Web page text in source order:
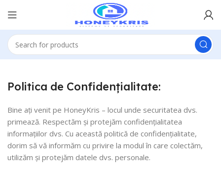
Politica de Confidențialitate:
Bine ați venit pe HoneyKris – locul unde securitatea dvs.
primează. Respectăm și protejăm confidențialitatea
informațiilor dvs. Cu această politică de confidențialitate,
dorim să vă informăm cu privire la modul în care colectăm,
utilizăm și protejăm datele dvs. personale.